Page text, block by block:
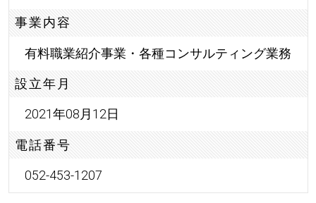
事業内容
有料職業紹介事業・各種コンサルティング業務
設立年月
2021年08月12日
電話番号
052-453-1207